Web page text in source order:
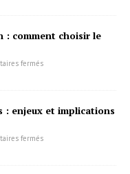
: comment choisir le
fermés
: enjeux et implications
fermés